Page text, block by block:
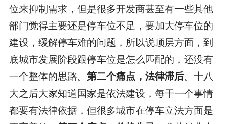
位来抑制需求，但是很多开发商甚至有一些其他
部门觉得主要还是停车位不足，要加大停车位的
建设，缓解停车难的问题，所以说顶层方面，到
底城市发展阶段跟停车位是怎么匹配的，还没有
一个整体的思路。 第二个痛点，法律滞后。十八
大之后大家知道国家是依法建设，每干一个事情
都要有法律依据，但很多城市在停车立法方面是